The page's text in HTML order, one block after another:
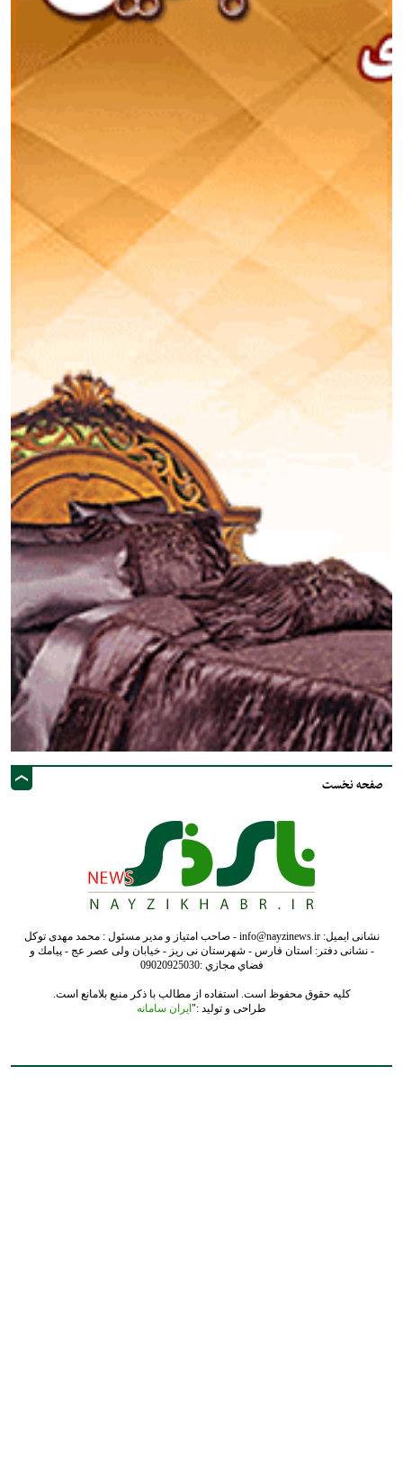
صفحه نخست
نشانی ایمیل: info@nayzinews.ir - صاحب امتیاز و مدیر مسئول : محمد مهدی توکل
- نشانی دفتر: استان فارس - شهرستان نی ریز - خیابان ولی عصر عج - پيامك و
فضاي مجازي :09020925030
کلیه حقوق محفوظ است. استفاده از مطالب با ذکر منبع بلامانع است.
طراحی و تولید :"ایران سامانه